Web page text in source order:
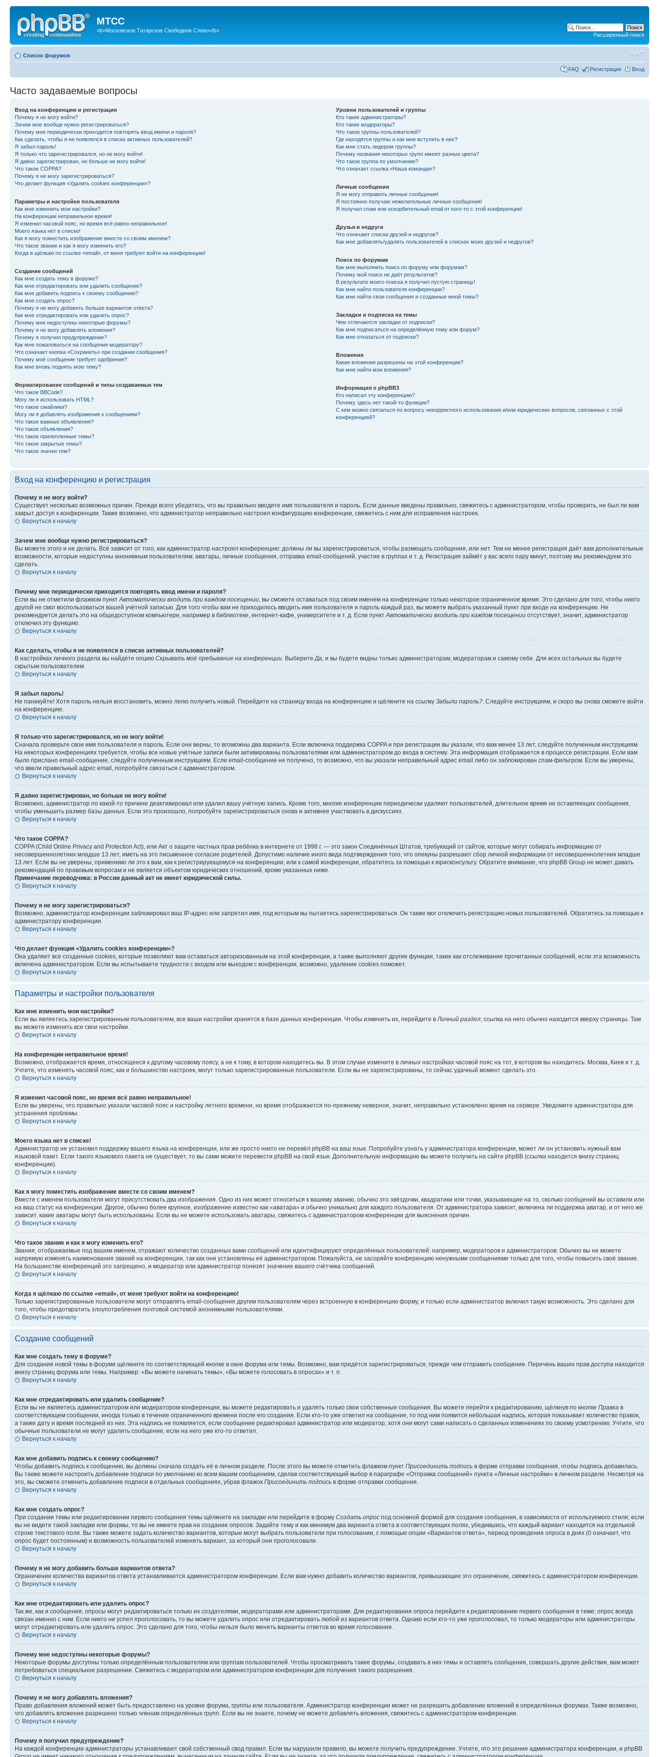
МТСС
<b>Московское Татарское Свободное Слово</b>
Расширенный поиск
Список форумов
FAQ Регистрация Вход
Часто задаваемые вопросы
Вход на конференцию и регистрация
Почему я не могу войти?
Зачем мне вообще нужно регистрироваться?
Почему мне периодически приходится повторять ввод имени и пароля?
Как сделать, чтобы я не появлялся в списке активных пользователей?
Я забыл пароль!
Я только что зарегистрировался, но не могу войти!
Я давно зарегистрирован, но больше не могу войти!
Что такое COPPA?
Почему я не могу зарегистрироваться?
Что делает функция «Удалить cookies конференции»?
Параметры и настройки пользователя
Как мне изменить мои настройки?
На конференции неправильное время!
Я изменил часовой пояс, но время всё равно неправильное!
Моего языка нет в списке!
Как я могу поместить изображение вместе со своим именем?
Что такое звание и как я могу изменить его?
Когда я щёлкаю по ссылке «email», от меня требуют войти на конференцию!
Создание сообщений
Как мне создать тему в форуме?
Как мне отредактировать или удалить сообщение?
Как мне добавить подпись к своему сообщению?
Как мне создать опрос?
Почему я не могу добавить больше вариантов ответа?
Как мне отредактировать или удалить опрос?
Почему мне недоступны некоторые форумы?
Почему я не могу добавлять вложения?
Почему я получил предупреждение?
Как мне пожаловаться на сообщения модератору?
Что означает кнопка «Сохранить» при создании сообщения?
Почему моё сообщение требует одобрения?
Как мне вновь поднять мою тему?
Форматирование сообщений и типы создаваемых тем
Что такое BBCode?
Могу ли я использовать HTML?
Что такое смайлики?
Могу ли я добавлять изображения к сообщениям?
Что такое важные объявления?
Что такое объявления?
Что такое прилепленные темы?
Что такое закрытые темы?
Что такое значки тем?
Уровни пользователей и группы
Кто такие администраторы?
Кто такие модераторы?
Что такое группы пользователей?
Где находятся группы и как мне вступить в них?
Как мне стать лидером группы?
Почему названия некоторых групп имеют разные цвета?
Что такое группа по умолчанию?
Что означает ссылка «Наша команда»?
Личные сообщения
Я не могу отправить личные сообщения!
Я постоянно получаю нежелательные личные сообщения!
Я получил спам или оскорбительный email от кого-то с этой конференции!
Друзья и недруги
Что означают списки друзей и недругов?
Как мне добавлять/удалять пользователей в списках моих друзей и недругов?
Поиск по форумам
Как мне выполнить поиск по форуму или форумам?
Почему мой поиск не даёт результатов?
В результате моего поиска я получил пустую страницу!
Как мне найти пользователя конференции?
Как мне найти свои сообщения и созданные мной темы?
Закладки и подписка на темы
Чем отличаются закладки от подписки?
Как мне подписаться на определённую тему или форум?
Как мне отказаться от подписки?
Вложения
Какие вложения разрешены на этой конференции?
Как мне найти мои вложения?
Информация о phpBB3
Кто написал эту конференцию?
Почему здесь нет такой-то функции?
С кем можно связаться по вопросу некорректного использования и/или юридических вопросов, связанных с этой
конференцией?
Вход на конференцию и регистрация
Почему я не могу войти?
Существует несколько возможных причин. Прежде всего убедитесь, что вы правильно вводите имя пользователя и пароль. Если данные введены правильно, свяжитесь с администратором, чтобы проверить, не был ли вам
закрыт доступ к конференции. Также возможно, что администратор неправильно настроил конфигурацию конференции, свяжитесь с ним для исправления настроек.
Вернуться к началу
Зачем мне вообще нужно регистрироваться?
Вы можете этого и не делать. Всё зависит от того, как администратор настроил конференцию: должны ли вы зарегистрироваться, чтобы размещать сообщения, или нет. Тем не менее регистрация даёт вам дополнительные
возможности, которые недоступны анонимным пользователям: аватары, личные сообщения, отправка email-сообщений, участие в группах и т. д. Регистрация займёт у вас всего пару минут, поэтому мы рекомендуем это
сделать.
Вернуться к началу
Почему мне периодически приходится повторять ввод имени и пароля?
Если вы не отметили флажком пункт Автоматически входить при каждом посещении , вы сможете оставаться под своим именем на конференции только некоторое ограниченное время. Это сделано для того, чтобы никто
другой не смог воспользоваться вашей учётной записью. Для того чтобы вам не приходилось вводить имя пользователя и пароль каждый раз, вы можете выбрать указанный пункт при входе на конференцию. Не
рекомендуется делать это на общедоступном компьютере, например в библиотеке, интернет-кафе, университете и т. д. Если пункт Автоматически входить при каждом посещении отсутствует, значит, администратор
отключил эту функцию.
Вернуться к началу
Как сделать, чтобы я не появлялся в списке активных пользователей?
В настройках личного раздела вы найдёте опцию Скрывать моё пребывание на конференции . Выберите Да , и вы будете видны только администраторам, модераторам и самому себе. Для всех остальных вы будете
скрытым пользователем.
Вернуться к началу
Я забыл пароль!
Не паникуйте! Хотя пароль нельзя восстановить, можно легко получить новый. Перейдите на страницу входа на конференцию и щёлкните на ссылку Забыли пароль? . Следуйте инструкциям, и скоро вы снова сможете войти
на конференцию.
Вернуться к началу
Я только что зарегистрировался, но не могу войти!
Сначала проверьте свои имя пользователя и пароль. Если они верны, то возможны два варианта. Если включена поддержка COPPA и при регистрации вы указали, что вам менее 13 лет, следуйте полученным инструкциям.
На некоторых конференциях требуется, чтобы все новые учётные записи были активированы пользователями или администратором до входа в систему. Эта информация отображается в процессе регистрации. Если вам
было прислано email-сообщение, следуйте полученным инструкциям. Если email-сообщение не получено, то возможно, что вы указали неправильный адрес email либо он заблокирован спам-фильтром. Если вы уверены,
что ввели правильный адрес email, попробуйте связаться с администратором.
Вернуться к началу
Я давно зарегистрирован, но больше не могу войти!
Возможно, администратор по какой-то причине деактивировал или удалил вашу учётную запись. Кроме того, многие конференции периодически удаляют пользователей, длительное время не оставляющих сообщения,
чтобы уменьшить размер базы данных. Если это произошло, попробуйте зарегистрироваться снова и активнее участвовать в дискуссиях.
Вернуться к началу
Что такое COPPA?
COPPA (Child Online Privacy and Protection Act), или Акт о защите частных прав ребёнка в интернете от 1998 г. — это закон Соединённых Штатов, требующий от сайтов, которые могут собирать информацию от
несовершеннолетних младше 13 лет, иметь на это письменное согласие родителей. Допустимо наличие иного вида подтверждения того, что опекуны разрешают сбор личной информации от несовершеннолетних младше
13 лет. Если вы не уверены, применимо ли это к вам, как к регистрирующемуся на конференции, или к самой конференции, обратитесь за помощью к юрисконсульту. Обратите внимание, что phpBB Group не может давать
рекомендаций по правовым вопросам и не является объектом юридических отношений, кроме указанных ниже.
Примечание переводчика: в России данный акт не имеет юридической силы.
Вернуться к началу
Почему я не могу зарегистрироваться?
Возможно, администратор конференции заблокировал ваш IP-адрес или запретил имя, под которым вы пытаетесь зарегистрироваться. Он также мог отключить регистрацию новых пользователей. Обратитесь за помощью к
администратору конференции.
Вернуться к началу
Что делает функция «Удалить cookies конференции»?
Она удаляет все созданные cookies, которые позволяют вам оставаться авторизованным на этой конференции, а также выполняют другие функции, такие как отслеживание прочитанных сообщений, если эта возможность
включена администратором. Если вы испытываете трудности с входом или выходом с конференции, возможно, удаление cookies поможет.
Вернуться к началу
Параметры и настройки пользователя
Как мне изменить мои настройки?
Если вы являетесь зарегистрированным пользователем, все ваши настройки хранятся в базе данных конференции. Чтобы изменить их, перейдите в Личный раздел; ссылка на него обычно находится вверху страницы. Там
вы можете изменить все свои настройки.
Вернуться к началу
На конференции неправильное время!
Возможно, отображается время, относящееся к другому часовому поясу, а не к тому, в котором находитесь вы. В этом случае измените в личных настройках часовой пояс на тот, в котором вы находитесь: Москва, Киев и т. д.
Учтите, что изменять часовой пояс, как и большинство настроек, могут только зарегистрированные пользователи. Если вы не зарегистрированы, то сейчас удачный момент сделать это.
Вернуться к началу
Я изменил часовой пояс, но время всё равно неправильное!
Если вы уверены, что правильно указали часовой пояс и настройку летнего времени, но время отображается по-прежнему неверное, значит, неправильно установлено время на сервере. Уведомите администратора для
устранения проблемы.
Вернуться к началу
Моего языка нет в списке!
Администратор не установил поддержку вашего языка на конференции, или же просто никто не перевёл phpBB на ваш язык. Попробуйте узнать у администратора конференции, может ли он установить нужный вам
языковой пакет. Если такого языкового пакета не существует, то вы сами можете перевести phpBB на свой язык. Дополнительную информацию вы можете получить на сайте phpBB (ссылка находится внизу страниц
конференции).
Вернуться к началу
Как я могу поместить изображение вместе со своим именем?
Вместе с именем пользователя могут присутствовать два изображения. Одно из них может относиться к вашему званию, обычно это звёздочки, квадратики или точки, указывающие на то, сколько сообщений вы оставили или
на ваш статус на конференции. Другое, обычно более крупное, изображение известно как «аватара» и обычно уникально для каждого пользователя. От администратора зависит, включена ли поддержка аватар, и от него же
зависит, какие аватары могут быть использованы. Если вы не можете использовать аватары, свяжитесь с администратором конференции для выяснения причин.
Вернуться к началу
Что такое звание и как я могу изменить его?
Звания, отображаемые под вашим именем, отражают количество созданных вами сообщений или идентифицируют определённых пользователей: например, модераторов и администраторов. Обычно вы не можете
напрямую изменять наименования званий на конференции, так как они установлены её администратором. Пожалуйста, не засоряйте конференцию ненужными сообщениями только для того, чтобы повысить своё звание.
На большинстве конференций это запрещено, и модератор или администратор понизят значение вашего счётчика сообщений.
Вернуться к началу
Когда я щёлкаю по ссылке «email», от меня требуют войти на конференцию!
Только зарегистрированные пользователи могут отправлять email-сообщения другим пользователям через встроенную в конференцию форму, и только если администратор включил такую возможность. Это сделано для
того, чтобы предотвратить злоупотребления почтовой системой анонимными пользователями.
Вернуться к началу
Создание сообщений
Как мне создать тему в форуме?
Для создания новой темы в форуме щёлкните по соответствующей кнопке в окне форума или темы. Возможно, вам придётся зарегистрироваться, прежде чем отправить сообщение. Перечень ваших прав доступа находится
внизу страниц форума или темы. Например: «Вы можете начинать темы», «Вы можете голосовать в опросах» и т. п.
Вернуться к началу
Как мне отредактировать или удалить сообщение?
Если вы не являетесь администратором или модератором конференции, вы можете редактировать и удалять только свои собственные сообщения. Вы можете перейти к редактированию, щёлкнув по кнопке Правка в
соответствующем сообщении, иногда только в течение ограниченного времени после его создания. Если кто-то уже ответил на сообщение, то под ним появится небольшая надпись, которая показывает количество правок,
а также дату и время последней из них. Эта надпись не появляется, если сообщение редактировал администратор или модератор, хотя они могут сами написать о сделанных изменениях по своему усмотрению. Учтите, что
обычные пользователи не могут удалить сообщение, если на него уже кто-то ответил.
Вернуться к началу
Как мне добавить подпись к своему сообщению?
Чтобы добавить подпись к сообщению, вы должны сначала создать её в личном разделе. После этого вы можете отметить флажком пункт Присоединить подпись в форме отправки сообщения, чтобы подпись добавилась.
Вы также можете настроить добавление подписи по умолчанию ко всем вашим сообщениям, сделав соответствующий выбор в параграфе «Отправка сообщений» пункта «Личные настройки» в личном разделе. Несмотря на
это, вы сможете отменить добавление подписи в отдельных сообщениях, убрав флажок Присоединить подпись в форме отправки сообщения.
Вернуться к началу
Как мне создать опрос?
При создании темы или редактировании первого сообщения темы щёлкните на закладке или перейдите в форму Создать опрос под основной формой для создания сообщения, в зависимости от используемого стиля; если
вы не видите такой закладки или формы, то вы не имеете прав на создание опросов. Задайте тему и как минимум два варианта ответа в соответствующих полях, убедившись, что каждый вариант находится на отдельной
строке текстового поля. Вы также можете задать количество вариантов, которые могут выбрать пользователи при голосовании, с помощью опции «Вариантов ответа», период проведения опроса в днях (0 означает, что
опрос будет постоянным) и возможность пользователей изменять вариант, за который они проголосовали.
Вернуться к началу
Почему я не могу добавить больше вариантов ответа?
Ограничение количества вариантов ответа устанавливается администратором конференции. Если вам нужно добавить количество вариантов, превышающее это ограничение, свяжитесь с администратором конференции.
Вернуться к началу
Как мне отредактировать или удалить опрос?
Так же, как и сообщения, опросы могут редактироваться только их создателями, модераторами или администраторами. Для редактирования опроса перейдите к редактированию первого сообщения в теме; опрос всегда
связан именно с ним. Если никто не успел проголосовать, то вы можете удалить опрос или отредактировать любой из вариантов ответа. Однако если кто-то уже проголосовал, то только модераторы или администраторы
могут отредактировать или удалить опрос. Это сделано для того, чтобы нельзя было менять варианты ответов во время голосования.
Вернуться к началу
Почему мне недоступны некоторые форумы?
Некоторые форумы доступны только определённым пользователям или группам пользователей. Чтобы просматривать такие форумы, создавать в них темы и оставлять сообщения, совершать другие действия, вам может
потребоваться специальное разрешение. Свяжитесь с модератором или администратором конференции для получения такого разрешения.
Вернуться к началу
Почему я не могу добавлять вложения?
Право добавления вложений может быть предоставлено на уровне форума, группы или пользователя. Администратор конференции может не разрешить добавление вложений в определённых форумах. Также возможно,
что добавлять вложения разрешено только членам определённых групп. Если вы не знаете, почему не можете добавлять вложения, свяжитесь с администратором конференции.
Вернуться к началу
Почему я получил предупреждение?
На каждой конференции администраторы устанавливают свой собственный свод правил. Если вы нарушили правило, вы можете получить предупреждение. Учтите, что это решение администратора конференции, и phpBB